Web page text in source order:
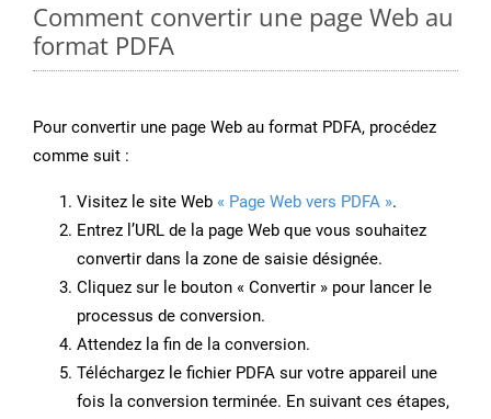
Comment convertir une page Web au
format PDFA
Pour convertir une page Web au format PDFA, procédez
comme suit :
Visitez le site Web « Page Web vers PDFA ».
Entrez l’URL de la page Web que vous souhaitez
convertir dans la zone de saisie désignée.
Cliquez sur le bouton « Convertir » pour lancer le
processus de conversion.
Attendez la fin de la conversion.
Téléchargez le fichier PDFA sur votre appareil une
fois la conversion terminée. En suivant ces étapes,